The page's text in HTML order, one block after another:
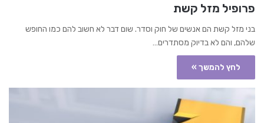
פרופיל מזל קשת
בני מזל קשת הם אנשים של חוק וסדר. שום דבר לא חשוב להם כמו החופש
שלהם, והם לא בדיוק מסתדרים…
לחץ להמשך »